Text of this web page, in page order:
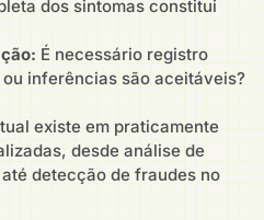
dos sintomas constitui
É necessário registro
inferências são aceitáveis?
existe em praticamente
desde análise de
detecção de fraudes no